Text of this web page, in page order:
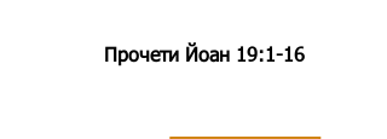
Прочети Йоан 19:1-16